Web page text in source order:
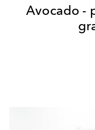
Avocado -